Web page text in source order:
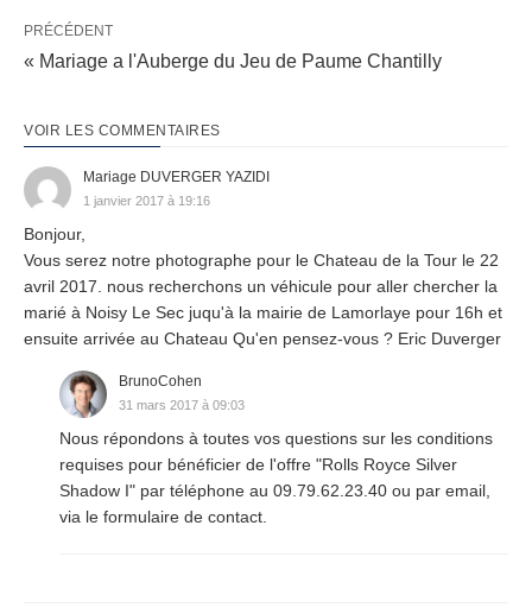
PRÉCÉDENT
« Mariage a l'Auberge du Jeu de Paume Chantilly
VOIR LES COMMENTAIRES
Mariage DUVERGER YAZIDI
1 janvier 2017 à 19:16
Bonjour,
Vous serez notre photographe pour le Chateau de la Tour le 22
avril 2017. nous recherchons un véhicule pour aller chercher la
marié à Noisy Le Sec juqu'à la mairie de Lamorlaye pour 16h et
ensuite arrivée au Chateau Qu'en pensez-vous ? Eric Duverger
BrunoCohen
31 mars 2017 à 09:03
Nous répondons à toutes vos questions sur les conditions
requises pour bénéficier de l'offre "Rolls Royce Silver
Shadow I" par téléphone au 09.79.62.23.40 ou par email,
via le formulaire de contact.